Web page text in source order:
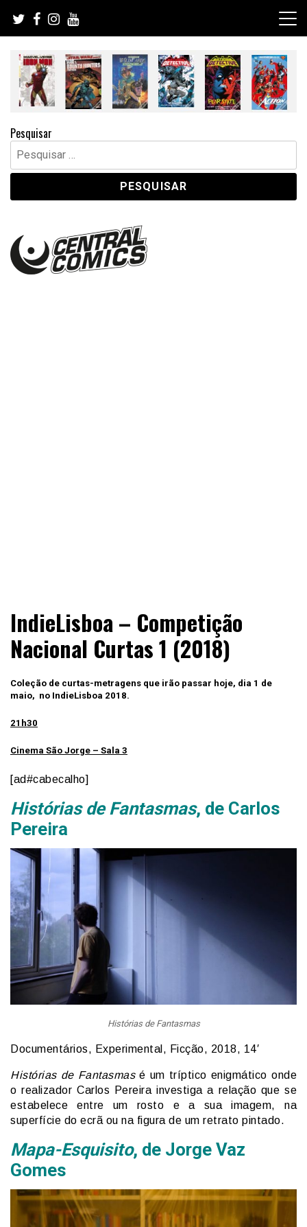
content
Pesquisar
Pesquisar
por:
Central Comics
IndieLisboa – Competição
Nacional Curtas 1 (2018)
Coleção de curtas-metragens que irão passar hoje, dia 1 de
maio, no IndieLisboa 2018.
21h30
Cinema São Jorge – Sala 3
[ad#cabecalho]
Histórias de Fantasmas, de Carlos
Pereira
Histórias de Fantasmas
Documentários, Experimental, Ficção, 2018, 14′
Histórias de Fantasmasé um tríptico enigmático onde
o realizador Carlos Pereira investiga a relação que se
estabelece entre um rosto e a sua imagem, na
superfície do ecrã ou na figura de um retrato pintado.
Mapa-Esquisito, de Jorge Vaz
Gomes